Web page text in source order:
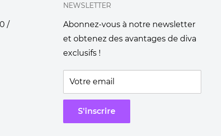
/
NEWSLETTER
Abonnez-vous à notre newsletter
et obtenez des avantages de diva
exclusifs !
Votre email
S'inscrire